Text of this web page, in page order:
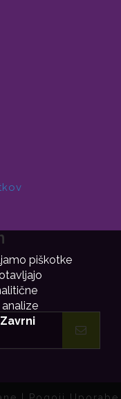
piškotke
Zavrni